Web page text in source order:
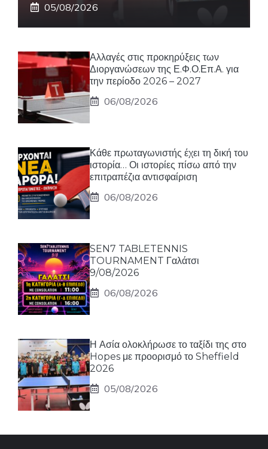
05/08/2026
Αλλαγές στις προκηρύξεις των
Διοργανώσεων της Ε.Φ.Ο.Επ.Α. για
την περίοδο 2026 – 2027
06/08/2026
Κάθε πρωταγωνιστής έχει τη δική του
ιστορία… Οι ιστορίες πίσω από την
επιτραπέζια αντισφαίριση
06/08/2026
SEN7 TABLETENNIS
TOURNAMENT Γαλάτσι
9/08/2026
06/08/2026
Η Ασία ολοκλήρωσε το ταξίδι της στο
Hopes με προορισμό το Sheffield
2026
05/08/2026